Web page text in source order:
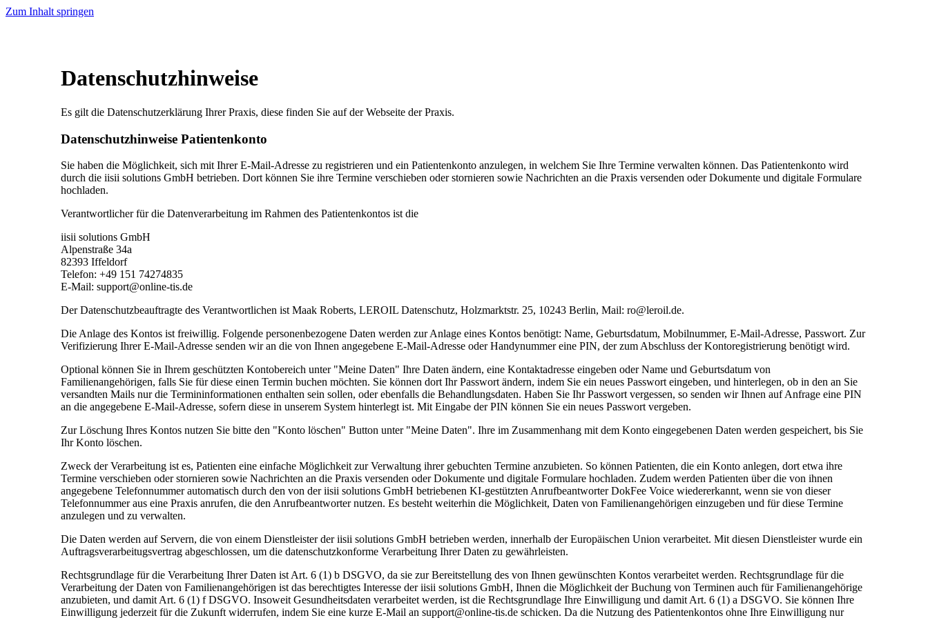
Zum Inhalt springen
Datenschutzhinweise
Es gilt die Datenschutzerklärung Ihrer Praxis, diese finden Sie auf der Webseite der Praxis.
Datenschutzhinweise Patientenkonto
Sie haben die Möglichkeit, sich mit Ihrer E-Mail-Adresse zu registrieren und ein Patientenkonto anzulegen, in welchem Sie Ihre Termine verwalten können. Das Patientenkonto wird
durch die iisii solutions GmbH betrieben. Dort können Sie ihre Termine verschieben oder stornieren sowie Nachrichten an die Praxis versenden oder Dokumente und digitale Formulare
hochladen.
Verantwortlicher für die Datenverarbeitung im Rahmen des Patientenkontos ist die
iisii solutions GmbH
Alpenstraße 34a
82393 Iffeldorf
Telefon: +49 151 74274835
E-Mail: support@online-tis.de
Der Datenschutzbeauftragte des Verantwortlichen ist Maak Roberts, LEROIL Datenschutz, Holzmarktstr. 25, 10243 Berlin, Mail: ro@leroil.de.
Die Anlage des Kontos ist freiwillig. Folgende personenbezogene Daten werden zur Anlage eines Kontos benötigt: Name, Geburtsdatum, Mobilnummer, E-Mail-Adresse, Passwort. Zur
Verifizierung Ihrer E-Mail-Adresse senden wir an die von Ihnen angegebene E-Mail-Adresse oder Handynummer eine PIN, der zum Abschluss der Kontoregistrierung benötigt wird.
Optional können Sie in Ihrem geschützten Kontobereich unter "Meine Daten" Ihre Daten ändern, eine Kontaktadresse eingeben oder Name und Geburtsdatum von
Familienangehörigen, falls Sie für diese einen Termin buchen möchten. Sie können dort Ihr Passwort ändern, indem Sie ein neues Passwort eingeben, und hinterlegen, ob in den an Sie
versandten Mails nur die Termininformationen enthalten sein sollen, oder ebenfalls die Behandlungsdaten. Haben Sie Ihr Passwort vergessen, so senden wir Ihnen auf Anfrage eine PIN
an die angegebene E-Mail-Adresse, sofern diese in unserem System hinterlegt ist. Mit Eingabe der PIN können Sie ein neues Passwort vergeben.
Zur Löschung Ihres Kontos nutzen Sie bitte den "Konto löschen" Button unter "Meine Daten". Ihre im Zusammenhang mit dem Konto eingegebenen Daten werden gespeichert, bis Sie
Ihr Konto löschen.
Zweck der Verarbeitung ist es, Patienten eine einfache Möglichkeit zur Verwaltung ihrer gebuchten Termine anzubieten. So können Patienten, die ein Konto anlegen, dort etwa ihre
Termine verschieben oder stornieren sowie Nachrichten an die Praxis versenden oder Dokumente und digitale Formulare hochladen. Zudem werden Patienten über die von ihnen
angegebene Telefonnummer automatisch durch den von der iisii solutions GmbH betriebenen KI-gestützten Anrufbeantworter DokFee Voice wiedererkannt, wenn sie von dieser
Telefonnummer aus eine Praxis anrufen, die den Anrufbeantworter nutzen. Es besteht weiterhin die Möglichkeit, Daten von Familienangehörigen einzugeben und für diese Termine
anzulegen und zu verwalten.
Die Daten werden auf Servern, die von einem Dienstleister der iisii solutions GmbH betrieben werden, innerhalb der Europäischen Union verarbeitet. Mit diesen Dienstleister wurde ein
Auftragsverarbeitugsvertrag abgeschlossen, um die datenschutzkonforme Verarbeitung Ihrer Daten zu gewährleisten.
Rechtsgrundlage für die Verarbeitung Ihrer Daten ist Art. 6 (1) b DSGVO, da sie zur Bereitstellung des von Ihnen gewünschten Kontos verarbeitet werden. Rechtsgrundlage für die
Verarbeitung der Daten von Familienangehörigen ist das berechtigtes Interesse der iisii solutions GmbH, Ihnen die Möglichkeit der Buchung von Terminen auch für Familienangehörige
anzubieten, und damit Art. 6 (1) f DSGVO. Insoweit Gesundheitsdaten verarbeitet werden, ist die Rechtsgrundlage Ihre Einwilligung und damit Art. 6 (1) a DSGVO. Sie können Ihre
Einwilligung jederzeit für die Zukunft widerrufen, indem Sie eine kurze E-Mail an support@online-tis.de schicken. Da die Nutzung des Patientenkontos ohne Ihre Einwilligung nur